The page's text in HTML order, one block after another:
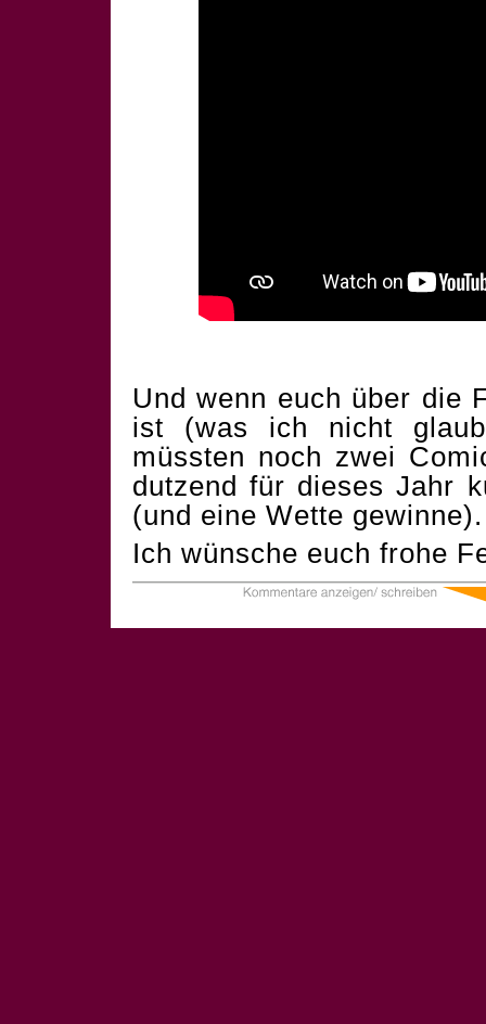
Und wenn euch über die
ist (was ich nicht
müssten noch zwei
dutzend für dieses Jahr
(und eine Wette
Ich wünsche euch frohe